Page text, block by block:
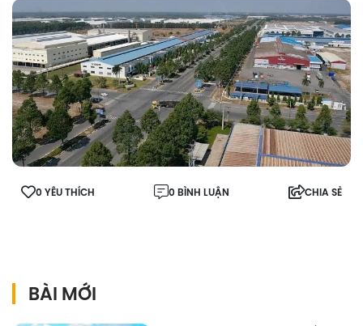
0 YÊU THÍCH 0 BÌNH LUẬN CHIA SẺ
BÀI MỚI